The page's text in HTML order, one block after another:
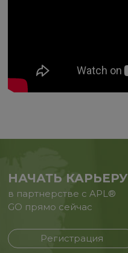
НАЧАТЬ КАРЬЕРУ
в партнерстве с APL®
GO прямо сейчас
Регистрация